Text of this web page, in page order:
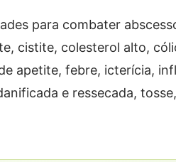
para combater
cistite, colesterol alto,
apetite, febre, icterícia,
e ressecada,